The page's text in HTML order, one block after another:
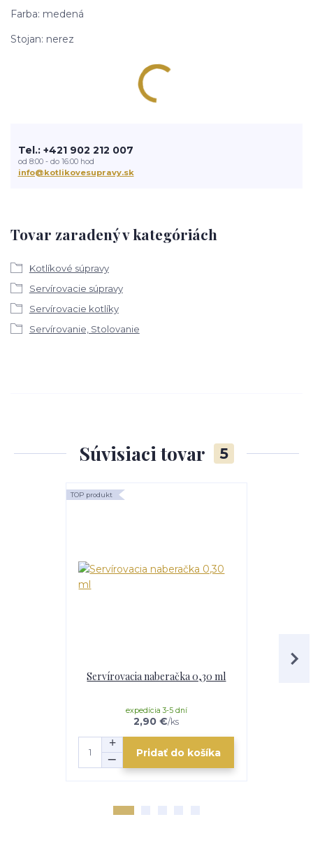
Farba: medená
Stojan: nerez
Tovar zaradený v kategóriách
Kotlíkové súpravy
Servírovacie súpravy
Servírovacie kotlíky
Servírovanie, Stolovanie
Tel.: +421 902 212 007
od 8:00 - do 16:00 hod
info@kotlikovesupravy.sk
Súvisiaci tovar 5
TOP produkt
Servírovacia naberačka 0,30 ml
2,90 €/ks
expedícia 3-5 dní
Pridať do košíka